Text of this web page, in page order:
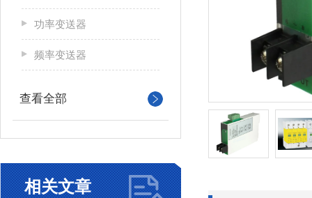
功率变送器
频率变送器
查看全部
相关文章